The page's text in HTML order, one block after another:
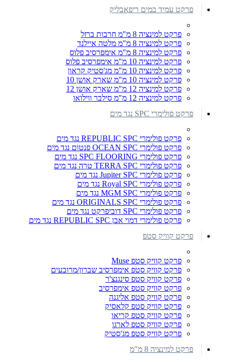
פרקט עמיד במים ריפאבליק
פרקט למינציה 8 מ"מ חרבות ברזל
פרקט למינציה 8 מ"מ מלטה איילנד
פרקט למינציה 8 מ"מ אימפרסיב פלוס
פרקט למינציה 10 מ"מ אימפרסיב פלוס
פרקט למינציה 10 מ"מ מג'סטיק קראון
פרקט למינציה 10 מ"מ שארק אושן 10
פרקט למינציה 12 מ"מ שארק אושן 12
פרקט למינציה 12 מ"מ סילבר ווילואו
פרקט פולימרי SPC נגד מים
פרקט פולימרי REPUBLIC SPC נגד מים
פרקט פולימרי OCEAN SPC פנטום נגד מים
פרקט פולימרי SPC FLOORING נגד מים
פרקט פולימרי TERRA SPC טרה נגד מים
פרקט פולימרי Jupiter SPC נגד מים
פרקט פולימרי Royal SPC נגד מים
פרקט פולימרי MGM SPC נגד מים
פרקט פולימרי ORIGINALS SPC נגד מים
פרקט פולימרי SPC דוביפרקט נגד מים
פרקט פולימרי דמוי אבן REPUBLIC SPC נגד מים
פרקט קוויק סטפ
פרקט קוויק סטפ Muse
פרקט קוויק סטפ אימפרסיב שברון/מרובעים
פרקט קוויק סטפ סינגנצ'ר
פרקט קוויק סטפ אימפרסיב
פרקט קוויק סטפ אליגנה
פרקט קוויק סטפ קלאסיק
פרקט קוויק סטפ קריאו
פרקט קוויק סטפ לארגו
פרקט קוויק סטפ מג'סטיק
פרקט למינציה 8 מ"מ